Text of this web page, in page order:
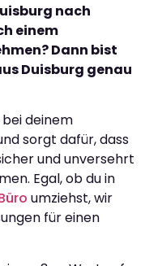
nach
einem
Dann bist
Duisburg genau
deinem
sorgt dafür, dass
und unversehrt
Egal, ob du in
umziehst, wir
für einen